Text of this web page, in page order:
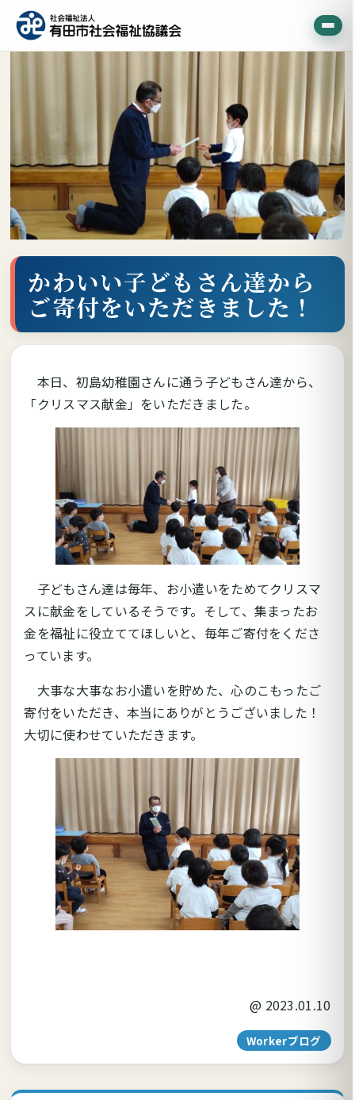
かわいい子どもさん達から
ご寄付をいただきました！
本日、初島幼稚園さんに通う子どもさん達から、
「クリスマス献金」をいただきました。
子どもさん達は毎年、お小遣いをためてクリスマ
スに献金をしているそうです。そして、集まったお
金を福祉に役立ててほしいと、毎年ご寄付をくださ
っています。
大事な大事なお小遣いを貯めた、心のこもったご
寄付をいただき、本当にありがとうございました！
大切に使わせていただきます。
@ 2023.01.10
Workerブログ